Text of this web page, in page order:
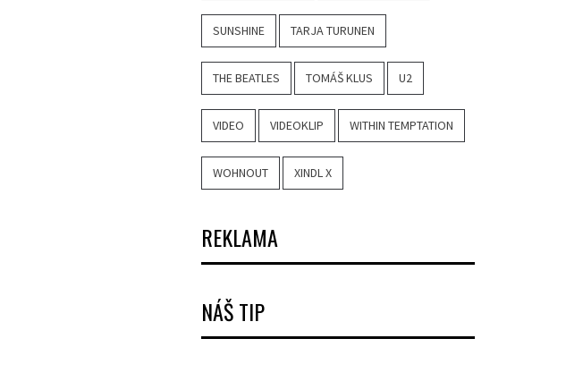
SUNSHINE TARJA TURUNEN
THE BEATLES TOMÁŠ KLUS U2
VIDEO VIDEOKLIP WITHIN TEMPTATION
WOHNOUT XINDL X
REKLAMA
NÁŠ TIP